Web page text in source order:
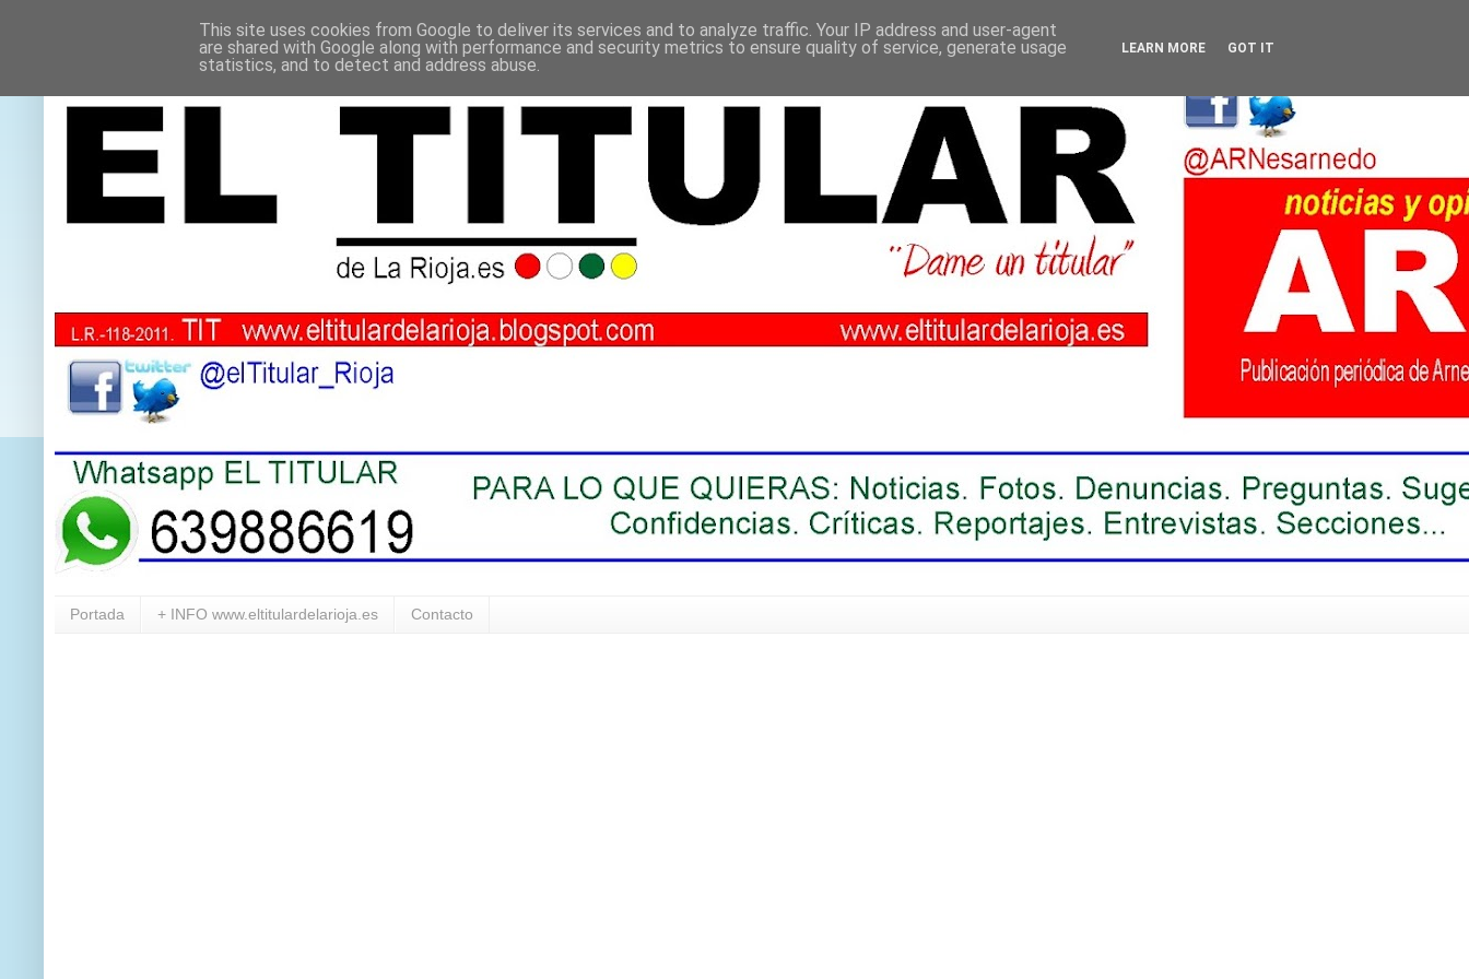
Portada + INFO www.eltitulardelarioja.es Contacto
This site uses cookies from Google to deliver its services and to analyze traffic. Your IP address and user-agent
are shared with Google along with performance and security metrics to ensure quality of service, generate usage
statistics, and to detect and address abuse.
LEARN MORE GOT IT